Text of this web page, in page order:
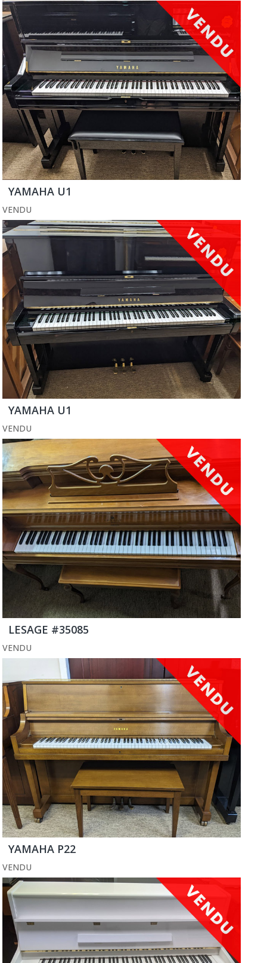
YAMAHA U1
VENDU
YAMAHA U1
VENDU
LESAGE #35085
VENDU
YAMAHA P22
VENDU